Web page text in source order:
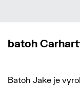
batoh
Batoh Jake je